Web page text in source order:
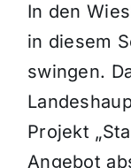
In den
in diesem
swingen.
Projekt
Angebot